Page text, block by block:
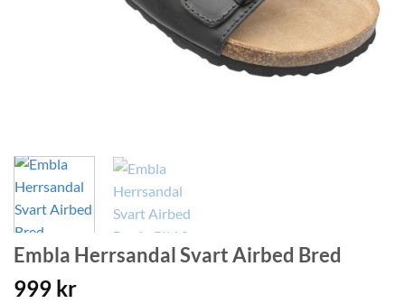
Embla Herrsandal Svart Airbed Bred
999 kr